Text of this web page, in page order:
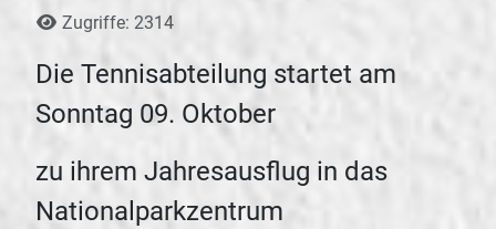
Zugriffe: 2314
Die Tennisabteilung startet am
Sonntag 09. Oktober
zu ihrem Jahresausflug in das
Nationalparkzentrum